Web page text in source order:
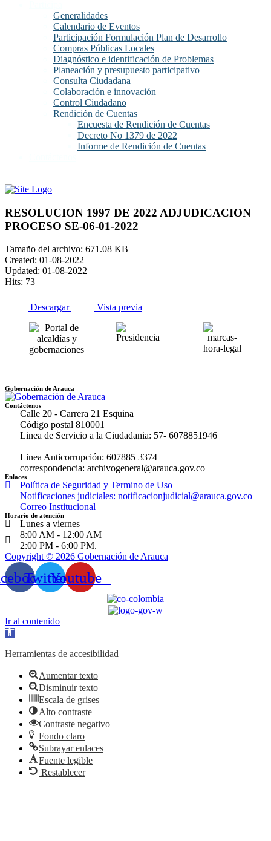
Generalidades
Calendario de Eventos
Participación Formulación Plan de Desarrollo
Compras Públicas Locales
Diagnóstico e identificación de Problemas
Planeación y presupuesto participativo
Consulta Ciudadana
Colaboración e innovación
Control Ciudadano
Rendición de Cuentas
Encuesta de Rendición de Cuentas
Decreto No 1379 de 2022
Informe de Rendición de Cuentas
RESOLUCION 1997 DE 2022 ADJUDICACION
PROCESO SE-06-01-2022
Tamaño del archivo: 671.08 KB
Created: 01-08-2022
Updated: 01-08-2022
Hits: 73
Descargar Vista previa
Gobernación de Arauca
Contáctenos
Calle 20 - Carrera 21 Esquina
Código postal 810001
Linea de Servicio a la Ciudadania: 57- 6078851946
Linea Anticorrupción: 607885 3374
correspondencia: archivogeneral@arauca.gov.co
Enlaces
Política de Seguridad y Termino de Uso
Notificaciones judiciales: notificacionjudicial@arauca.gov.co
Correo Institucional
Horario de atención
Lunes a viernes
8:00 AM - 12:00 AM
2:00 PM - 6:00 PM.
Copyright © 2026 Gobernación de Arauca
TwitterYoutube
Ir al contenido
Abrir
de
Herramientas de accesibilidad
Aumentar texto
Disminuir texto
Escala de grises
Alto contraste
Contraste negativo
Fondo claro
Subrayar enlaces
Fuente legible
Restablecer